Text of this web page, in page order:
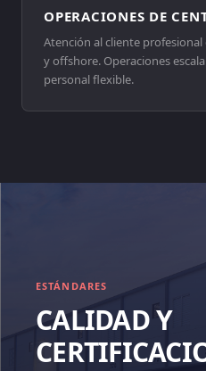
OPERACIONES DE
Atención al cliente
y offshore. Operaciones
personal flexible.
ESTÁNDARES
CALIDAD Y